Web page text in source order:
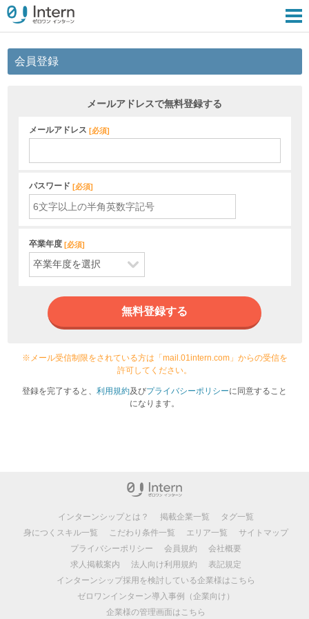
会員登録
メールアドレスで無料登録する
メールアドレス [必須]
パスワード [必須]
卒業年度 [必須]
無料登録する
※メール受信制限をされている方は「mail.01intern.com」からの受信を
許可してください。
登録を完了すると、 利用規約及びプライバシーポリシーに同意すること
になります。
インターンシップとは？ 掲載企業一覧
タグ一覧
身につくスキル一覧
こだわり条件一覧 エリア一覧
サイトマップ
プライバシーポリシー
会員規約
会社概要
求人掲載案内
法人向け利用規約
表記規定
インターンシップ採用を検討している企業様はこちら
ゼロワンインターン導入事例（企業向け）
企業様の管理画面はこちら